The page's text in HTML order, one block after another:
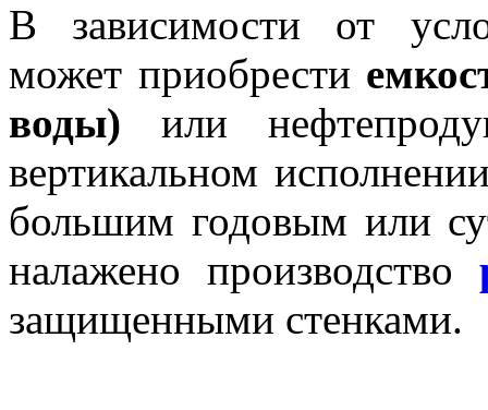
В зависимости от
может приобрести
воды) или
вертикальном
большим годовым или
налажено производство
защищенными стенками.